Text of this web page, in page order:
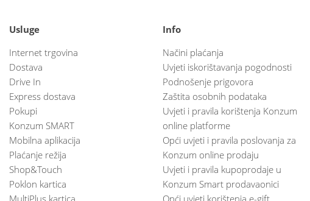
Usluge
Internet trgovina
Dostava
Drive In
Express dostava
Pokupi
Konzum SMART
Mobilna aplikacija
Plaćanje režija
Shop&Touch
Poklon kartica
MultiPlus kartica
Info
Načini plaćanja
Uvjeti iskorištavanja pogodnosti
Podnošenje prigovora
Zaštita osobnih podataka
Uvjeti i pravila korištenja Konzum
online platforme
Opći uvjeti i pravila poslovanja za
Konzum online prodaju
Uvjeti i pravila kupoprodaje u
Konzum Smart prodavaonici
Opći uvjeti korištenja e-gift